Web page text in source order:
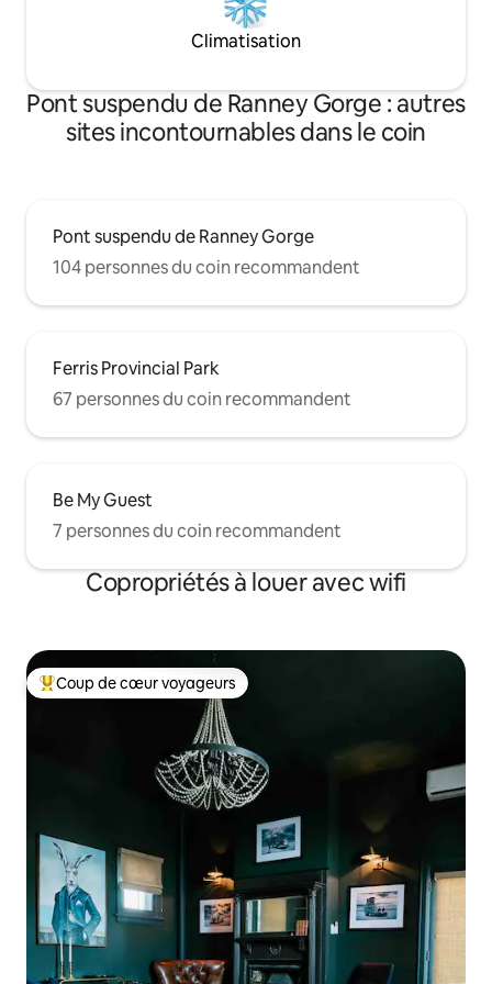
Climatisation
Pont suspendu de Ranney Gorge : autres
sites incontournables dans le coin
Pont suspendu de Ranney Gorge
104 personnes du coin recommandent
Ferris Provincial Park
67 personnes du coin recommandent
Be My Guest
7 personnes du coin recommandent
Copropriétés à louer avec wifi
Coup de cœur voyageurs parmi les plus aimés
Coup de cœur voyageurs